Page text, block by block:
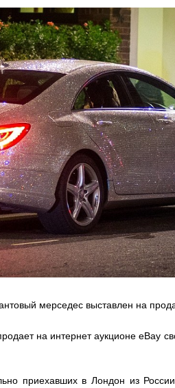
мерседес выставлен на
на интернет аукционе
приехавших в Лондон из